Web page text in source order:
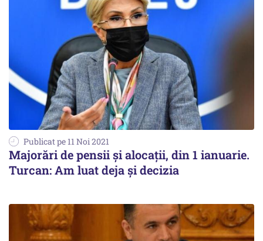
Publicat pe 11 Noi 2021
Majorări de pensii și alocații, din 1 ianuarie.
Turcan: Am luat deja şi decizia